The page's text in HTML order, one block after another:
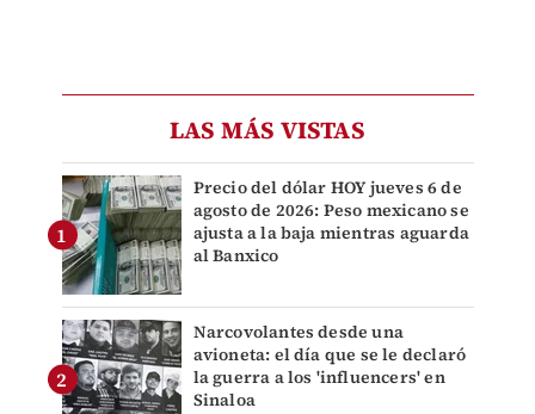
LAS MÁS VISTAS
Precio del dólar HOY jueves 6 de
agosto de 2026: Peso mexicano se
ajusta a la baja mientras aguarda
al Banxico
Narcovolantes desde una
avioneta: el día que se le declaró
la guerra a los 'influencers' en
Sinaloa